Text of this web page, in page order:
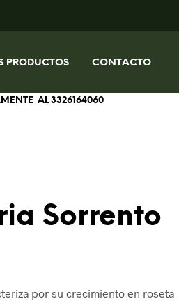
PRODUCTOS CONTACTO
AL3326164060
Sorrento
por su crecimiento en roseta